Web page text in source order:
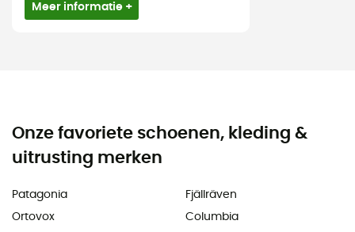
Meer informatie +
Onze favoriete schoenen, kleding &
uitrusting merken
Patagonia
Ortovox
Fjällräven
Columbia